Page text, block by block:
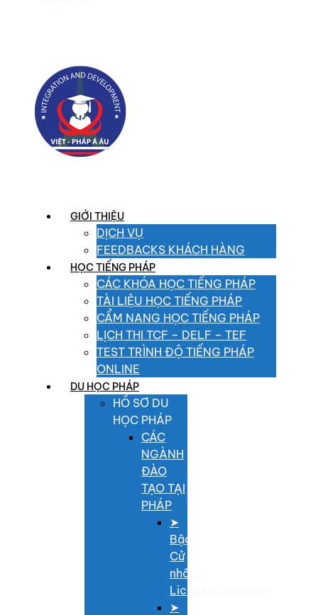
GIỚI THIỆU
DỊCH VỤ
FEEDBACKS KHÁCH HÀNG
HỌC TIẾNG PHÁP
CÁC KHÓA HỌC TIẾNG PHÁP
TÀI LIỆU HỌC TIẾNG PHÁP
CẨM NANG HỌC TIẾNG PHÁP
LỊCH THI TCF – DELF – TEF
TEST TRÌNH ĐỘ TIẾNG PHÁP
ONLINE
DU HỌC PHÁP
HỒ SƠ DU
HỌC PHÁP
CÁC
NGÀNH
ĐÀO
TẠO TẠI
PHÁP
➤
Bậc
Cử
nhân/
Licence/Bachelor
➤